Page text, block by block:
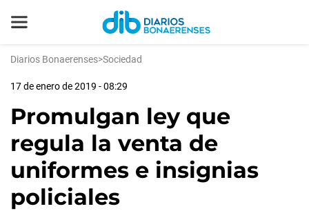
Diarios Bonaerenses>Sociedad
17 de enero de 2019 - 08:29
Promulgan ley que
regula la venta de
uniformes e insignias
policiales